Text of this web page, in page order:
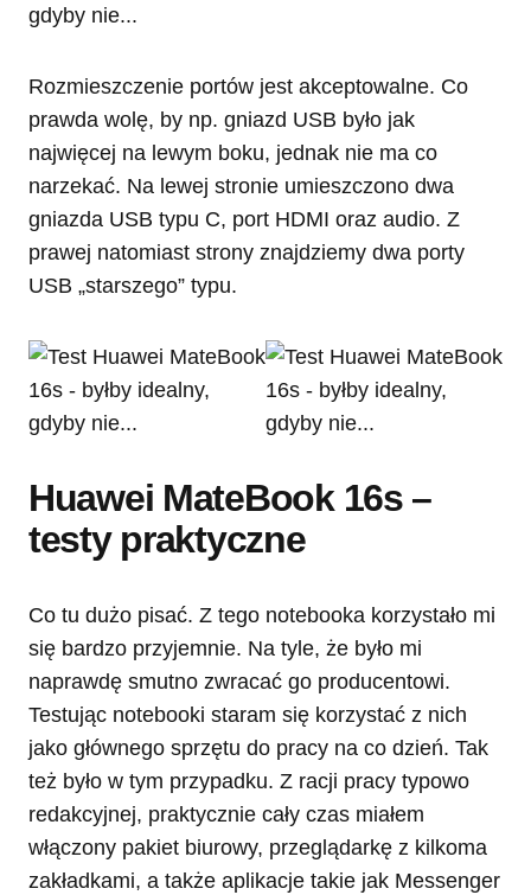
Rozmieszczenie portów jest akceptowalne. Co
prawda wolę, by np. gniazd USB było jak
najwięcej na lewym boku, jednak nie ma co
narzekać. Na lewej stronie umieszczono dwa
gniazda USB typu C, port HDMI oraz audio. Z
prawej natomiast strony znajdziemy dwa porty
USB „starszego” typu.
Huawei MateBook 16s –
testy praktyczne
Co tu dużo pisać. Z tego notebooka korzystało mi
się bardzo przyjemnie. Na tyle, że było mi
naprawdę smutno zwracać go producentowi.
Testując notebooki staram się korzystać z nich
jako głównego sprzętu do pracy na co dzień. Tak
też było w tym przypadku. Z racji pracy typowo
redakcyjnej, praktycznie cały czas miałem
włączony pakiet biurowy, przeglądarkę z kilkoma
zakładkami, a także aplikacje takie jak Messenger